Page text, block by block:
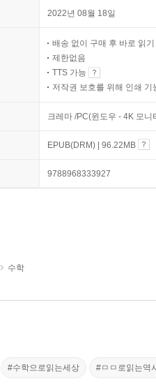
2022년 08월 18일
배송 없이 구매 후 바로 읽기
제한없음
TTS 가능
저작권 보호를 위해 인쇄 기
크레마 /PC(윈도우 - 4K 모
EPUB(DRM) | 96.22MB
9788968333927
수학
#수학으로읽는세상 #ㅁㅁ로읽는역